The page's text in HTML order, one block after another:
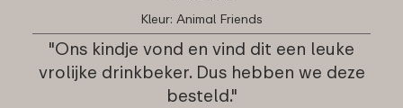
Kleur: Animal Friends
"Ons kindje vond en vind dit een leuke
vrolijke drinkbeker. Dus hebben we deze
besteld."